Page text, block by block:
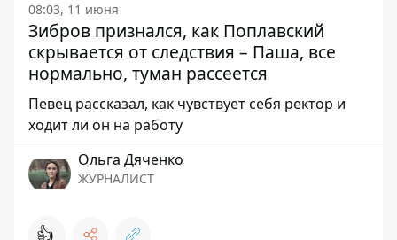
08:03, 11 июня
Зибров признался, как Поплавский
скрывается от следствия – Паша, все
нормально, туман рассеется
Певец рассказал, как чувствует себя ректор и
ходит ли он на работу
Ольга Дяченко
ЖУРНАЛИСТ
👍